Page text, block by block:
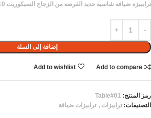
تراببيزه ضيافه شاسيه حديد القرصه من الزجاج السيكوريت 10مم
إضافة إلى السلة
Add to compare
Add to wishlist
رمز المنتج: Table#01
التصنيفات: ترابيزات , ترابيزات ضيافة